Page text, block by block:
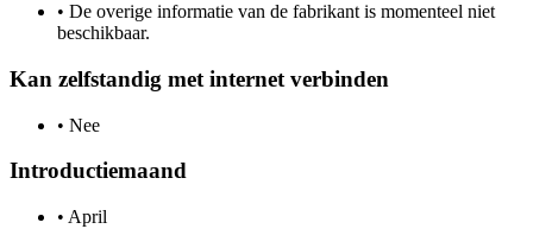
• De overige informatie van de fabrikant is momenteel niet
beschikbaar.
Kan zelfstandig met internet verbinden
• Nee
Introductiemaand
• April